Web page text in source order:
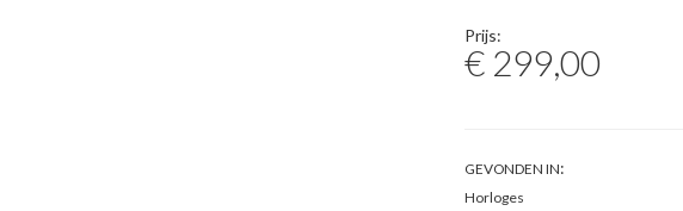
Prijs:
€ 299,00
GEVONDEN IN:
Horloges